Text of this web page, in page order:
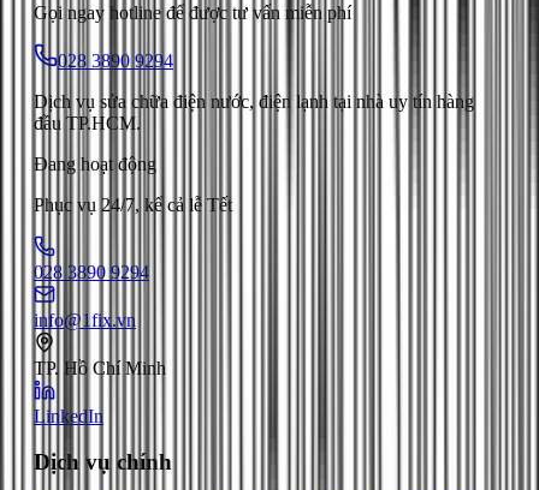
Gọi ngay hotline để được tư vấn miễn phí
028 3890 9294
Dịch vụ sửa chữa điện nước, điện lạnh tại nhà uy tín hàng
đầu TP.HCM.
Đang hoạt động
Phục vụ 24/7, kể cả lễ Tết
028 3890 9294
info@1fix.vn
TP. Hồ Chí Minh
LinkedIn
Dịch vụ chính